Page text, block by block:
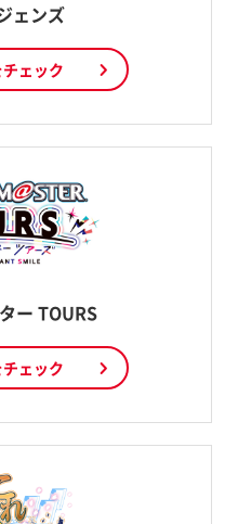
ェンズ
ェック
ー TOURS
ェック